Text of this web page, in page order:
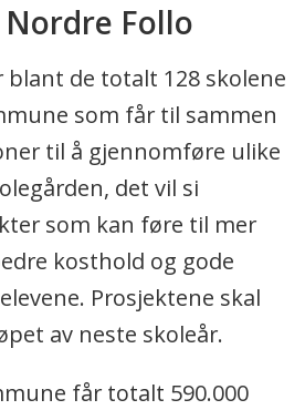
tildelingene gjelder
2023.
Follo
blant de totalt 128 skolene
som får til sammen
til å gjennomføre ulike
det vil si
som kan føre til mer
kosthold og gode
Prosjektene skal
av neste skoleår.
får totalt 590.000